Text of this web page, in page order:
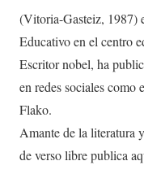
(Vitoria-Gasteiz, 1987)
Educativo en el centro
Escritor nobel, ha
en redes sociales como
Flako.
Amante de la literatura
de verso libre publica